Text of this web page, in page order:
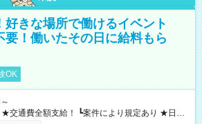
好きな場所で働けるイベント
！働いたその日に給料もら
OK